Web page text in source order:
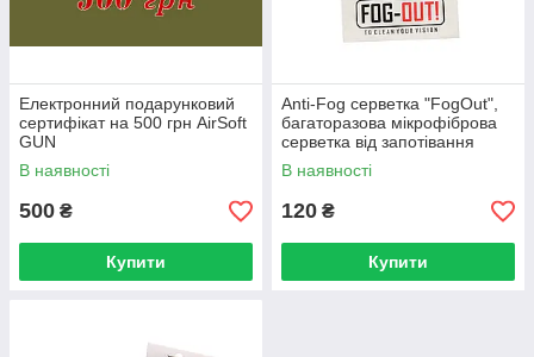
Електронний подарунковий
сертифікат на 500 грн AirSoft
GUN
В наявності
500 ₴
Купити
Anti-Fog серветка "FogOut",
багаторазова мікрофіброва
серветка від запотівання
В наявності
120 ₴
Купити